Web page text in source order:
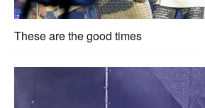
These are the good times